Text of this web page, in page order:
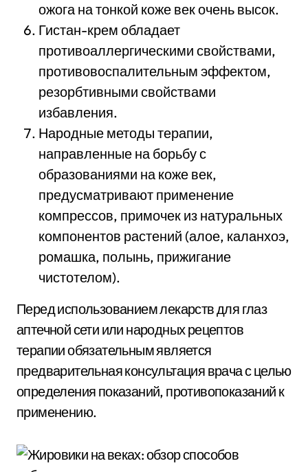
ожога на тонкой коже век очень высок.
Гистан-крем обладает
противоаллергическими свойствами,
противовоспалительным эффектом,
резорбтивными свойствами
избавления.
Народные методы терапии,
направленные на борьбу с
образованиями на коже век,
предусматривают применение
компрессов, примочек из натуральных
компонентов растений (алое, каланхоэ,
ромашка, полынь, прижигание
чистотелом).
Перед использованием лекарств для глаз
аптечной сети или народных рецептов
терапии обязательным является
предварительная консультация врача с целью
определения показаний, противопоказаний к
применению.